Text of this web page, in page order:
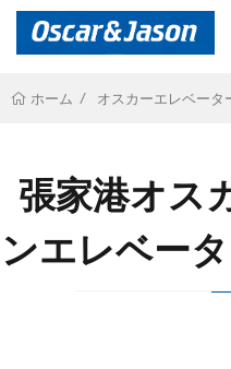
ホーム オスカーエレベータ
張家港オス
ンエレベー